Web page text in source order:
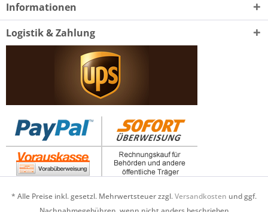
Informationen
Logistik & Zahlung
* Alle Preise inkl. gesetzl. Mehrwertsteuer zzgl.Versandkosten und ggf.